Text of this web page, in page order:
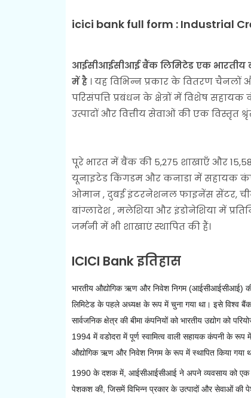
icici bank full form : Industrial
आईसीआईसीआई बैंक लिमिटेड एक भारतीय
में है। यह विभिन्न प्रकार के वितरण चैनलों
परिसंपत्ति प्रबंधन के क्षेत्रों में विशेष
उत्पादों और वित्तीय सेवाओं की एक विस्तृत
पूरे भारत में बैंक की 5,275 शाखाएँ और
यूनाइटेड किंगडम और कनाडा में सहायक
ओमान , दुबई इंटरनेशनल फाइनेंस सेंटर,
बांग्लादेश , मलेशिया और इंडोनेशिया में
जर्मनी में भी शाखाएं स्थापित की हैं।
ICICI Bank इतिहास
भारतीय औद्योगिक ऋण और निवेश निगम (आईसीआईसीआई)
लिमिटेड के पहले अध्यक्ष के रूप में चुना गया था। इसेविश्व बैंक
सार्वजनिक क्षेत्र की बीमा कंपनियों को भारतीय उद्योग को
1994 मेंवडोदरामें पूर्ण स्वामित्व वाली सहायक कंपनी के रूप
औद्योगिक ऋण और निवेश निगम के रूप में स्थापित किया गया
1990 के दशक में, आईसीआईसीआई ने अपने व्यवसाय को एक
पेशकश की, जिसमें विभिन्न प्रकार के उत्पादों और सेवाओं